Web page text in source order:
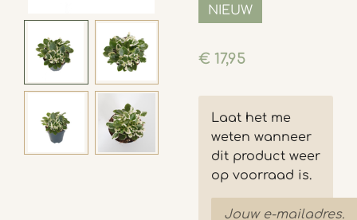
NIEUW
€ 17,95
Laat het me
weten wanneer
dit product weer
op voorraad is.